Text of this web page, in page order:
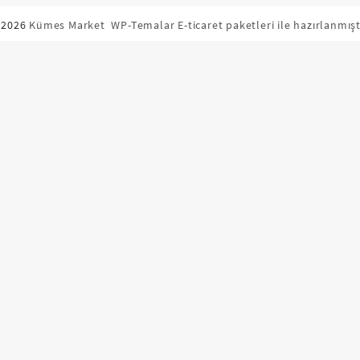
Kümes Market WP-Temalar E-ticaret paketleri ile